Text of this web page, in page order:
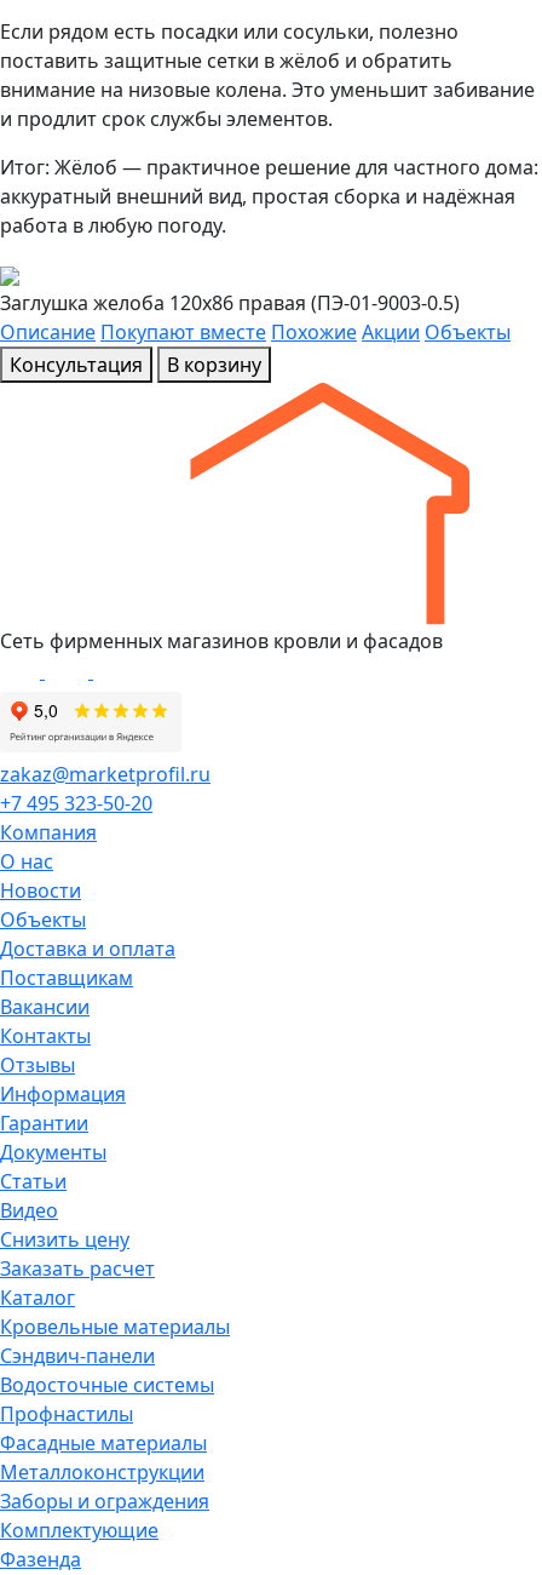
Если рядом есть посадки или сосульки, полезно
поставить защитные сетки в жёлоб и обратить
внимание на низовые колена. Это уменьшит забивание
и продлит срок службы элементов.
Итог: Жёлоб — практичное решение для частного дома:
аккуратный внешний вид, простая сборка и надёжная
работа в любую погоду.
Заглушка желоба 120х86 правая (ПЭ-01-9003-0.5)
Описание Покупают вместе ПохожиеАкции Объекты
Консультация
В корзину
Сеть фирменных магазинов кровли и фасадов
zakaz@marketprofil.ru
+7 495 323-50-20
Компания
О нас
Новости
Объекты
Доставка и оплата
Поставщикам
Вакансии
Контакты
Отзывы
Информация
Гарантии
Документы
Статьи
Видео
Снизить цену
Заказать расчет
Каталог
Кровельные материалы
Сэндвич-панели
Водосточные системы
Профнастилы
Фасадные материалы
Металлоконструкции
Заборы и ограждения
Комплектующие
Фазенда